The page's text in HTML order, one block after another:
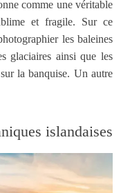
comme une véritable
et fragile. Sur ce
les baleines
glaciaires ainsi que les
la banquise. Un autre
islandaises